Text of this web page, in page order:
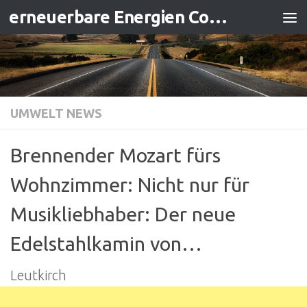
Zum Inhalt springen erneuerbare Energien Contracting
UMWELT NEWS
Brennender Mozart fürs
Wohnzimmer: Nicht nur für
Musikliebhaber: Der neue
Edelstahlkamin von…
Leutkirch